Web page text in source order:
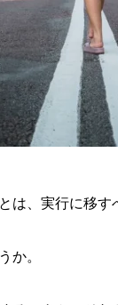
は、実行に移す
か。